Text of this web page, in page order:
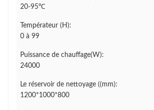
20-95℃
Températeur (H):
0 à 99
Puissance de chauffage(W):
24000
Le réservoir de nettoyage ((mm):
1200*1000*800